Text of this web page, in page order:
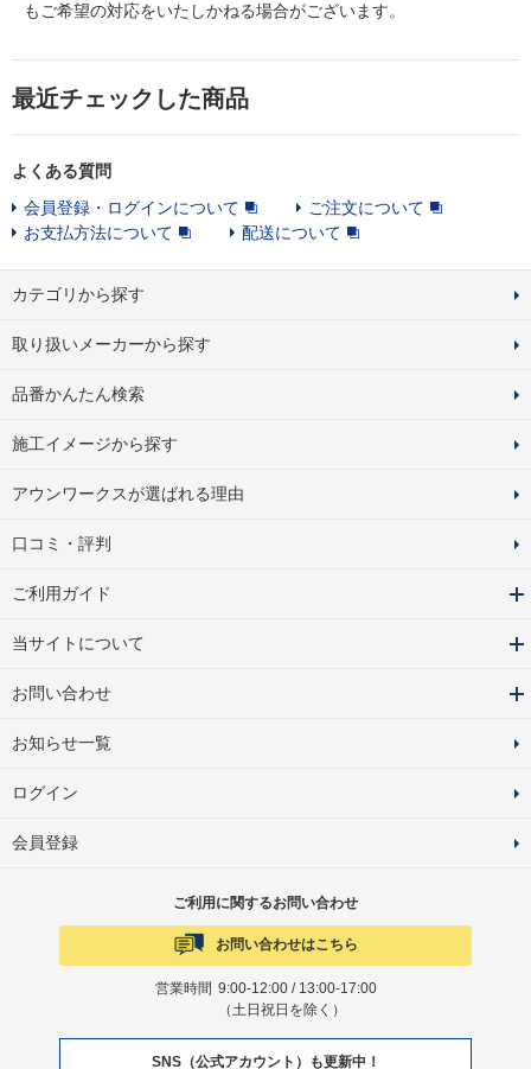
もご希望の対応をいたしかねる場合がございます。
最近チェックした商品
よくある質問
会員登録・ログインについて
ご注文について
お支払方法について
配送について
カテゴリから探す
取り扱いメーカーから探す
品番かんたん検索
施工イメージから探す
アウンワークスが選ばれる理由
口コミ・評判
ご利用ガイド
当サイトについて
お問い合わせ
お知らせ一覧
ログイン
会員登録
ご利用に関するお問い合わせ
お問い合わせはこちら
営業時間 9:00-12:00 / 13:00-17:00
（土日祝日を除く）
SNS（公式アカウント）も更新中！